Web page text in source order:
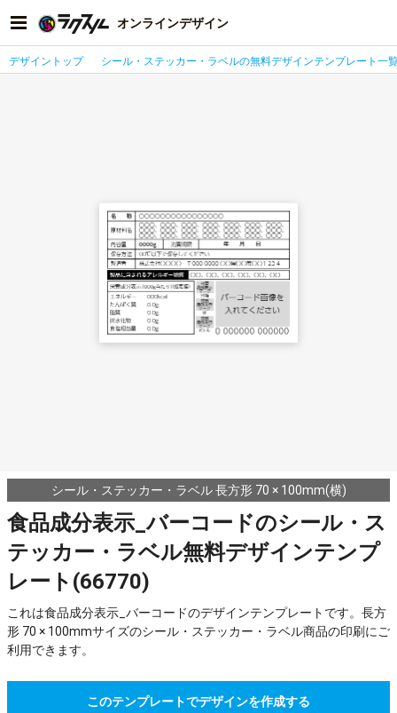
オンラインデザイン
デザイントップ シール・ステッカー・ラベルの無料デザインテンプレート一
シール・ステッカー・ラベル 長方形 70 × 100mm(横)
食品成分表示_バーコードのシール・ス
テッカー・ラベル無料デザインテンプ
レート(66770)
これは食品成分表示_バーコードのデザインテンプレートです。長方
形 70 × 100mmサイズのシール・ステッカー・ラベル商品の印刷にご
利用できます。
このテンプレートでデザインを作成する